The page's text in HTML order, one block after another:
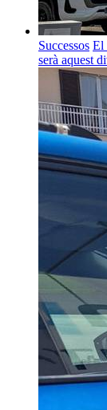
Successos El
serà aquest